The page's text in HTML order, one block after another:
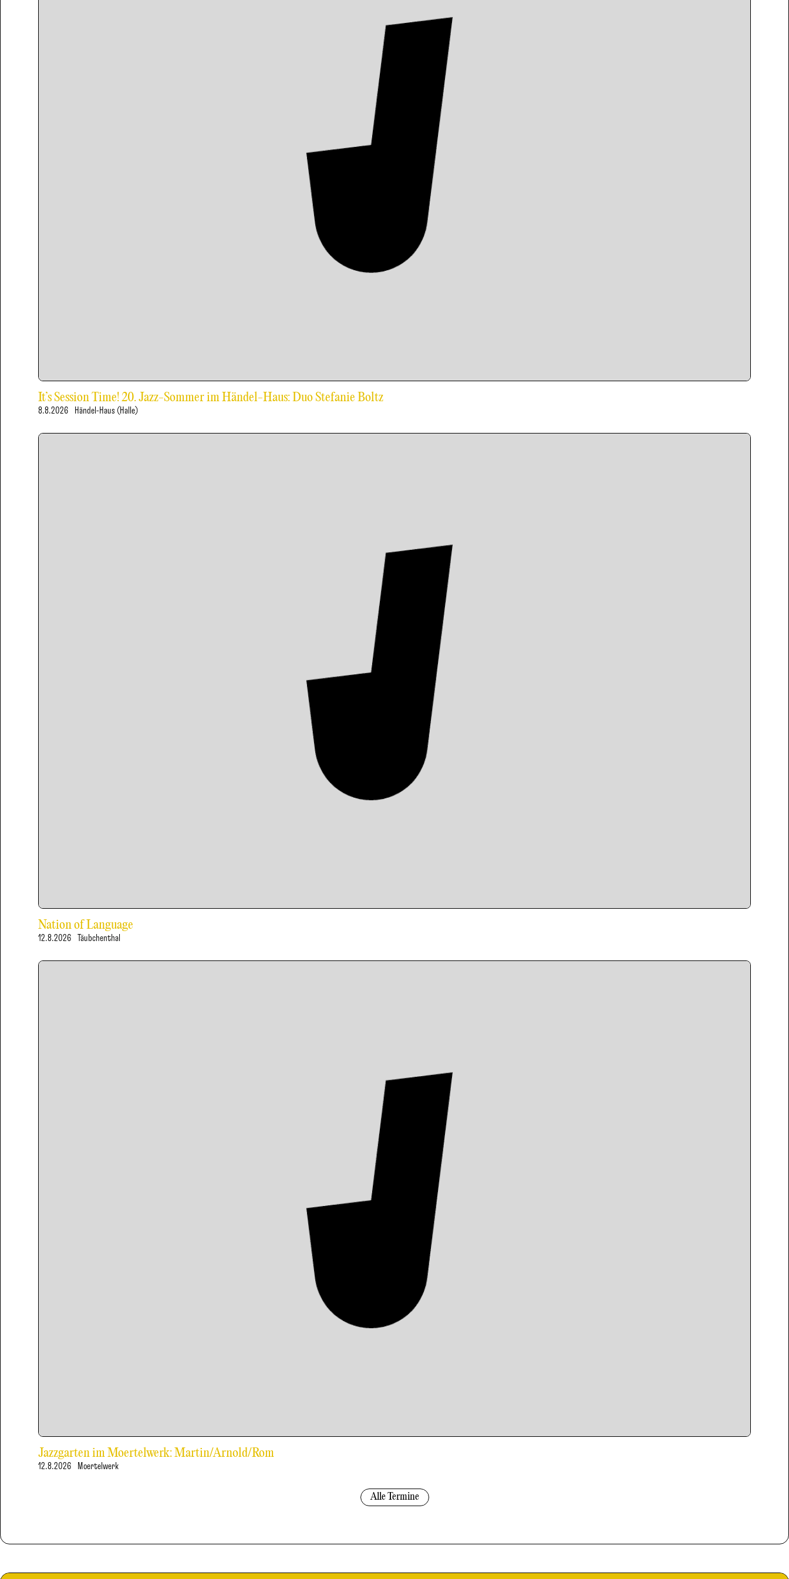
It’s Session Time! 20. Jazz-Sommer im Händel-Haus: Duo Stefanie Boltz
8.8.2026 Händel-Haus (Halle)
Nation of Language
12.8.2026 Täubchenthal
Jazzgarten im Moertelwerk: Martin/Arnold/Rom
12.8.2026 Moertelwerk
Alle Termine